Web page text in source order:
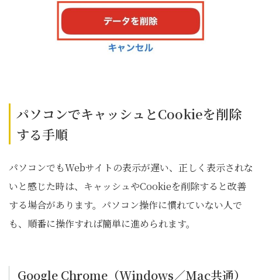
パソコンでキャッシュとCookieを削除
する手順
パソコンでもWebサイトの表示が遅い、正しく表示されな
いと感じた時は、キャッシュやCookieを削除すると改善
する場合があります。パソコン操作に慣れていない人で
も、順番に操作すれば簡単に進められます。
Google Chrome（Windows／Mac共通）